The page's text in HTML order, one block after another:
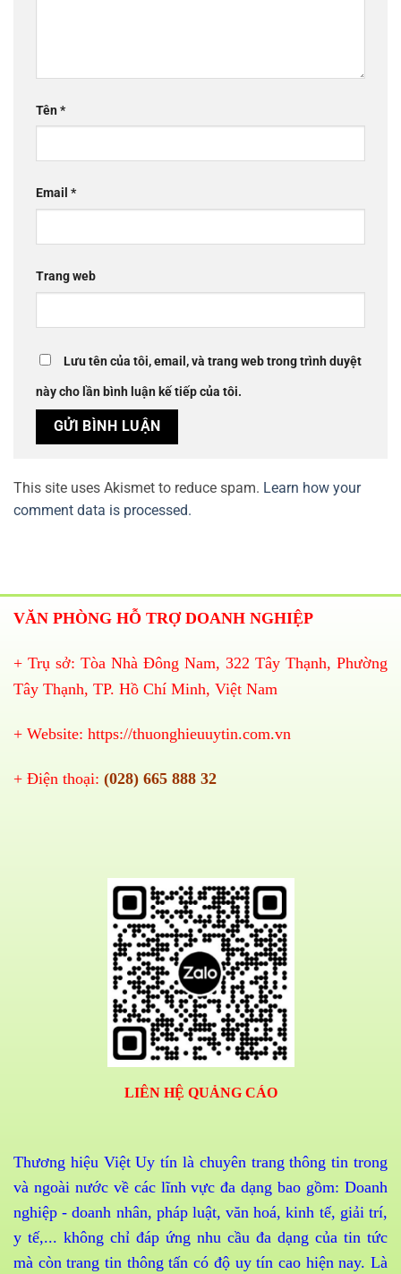
Tên*
Email *
Trang web
Lưu tên của tôi, email, và trang web trong trình duyệt
này cho lần bình luận kế tiếp của tôi.
This site uses Akismet to reduce spam. Learn how your
comment data is processed.
VĂN PHÒNG HỖ TRỢ DOANH NGHIỆP
+ Trụ sở: Tòa Nhà Đông Nam, 322 Tây Thạnh, Phường
Tây Thạnh, TP. Hồ Chí Minh, Việt Nam
+ Website: https://thuonghieuuytin.com.vn
+ Điện thoại: (028) 665 888 32
LIÊN HỆ QUẢNG CÁO
Thương hiệu Việt Uy tín là chuyên trang thông tin trong
và ngoài nước về các lĩnh vực đa dạng bao gồm: Doanh
nghiệp - doanh nhân, pháp luật, văn hoá, kinh tế, giải trí,
y tế,... không chỉ đáp ứng nhu cầu đa dạng của tin tức
mà còn trang tin thông tấn có độ uy tín cao hiện nay. Là